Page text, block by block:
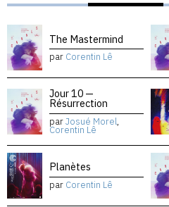
The Mastermind
par Corentin Lê
Jour 10 —
Résurrection
parJosué Morel,
Corentin Lê
Planètes
par Corentin Lê